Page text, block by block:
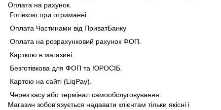
Оплата на рахунок.
Готівкою при отриманні.
Оплата Частинами від ПриватБанку
Оплата на розрахунковий рахунок ФОП.
Карткою в магазині.
Безготівкова для ФОП та ЮРОСІБ.
Картою на сайті (LiqPay).
Через касу або термінал самообслуговування.
Магазин зобов'язується надавати клієнтам тільки якісні і